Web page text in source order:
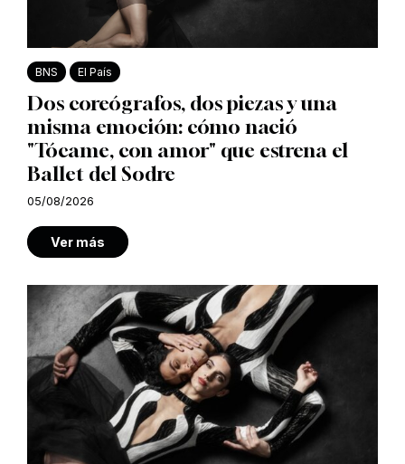
BNS El País
Dos coreógrafos, dos piezas y una
misma emoción: cómo nació
"Tócame, con amor" que estrena el
Ballet del Sodre
05/08/2026
Ver más